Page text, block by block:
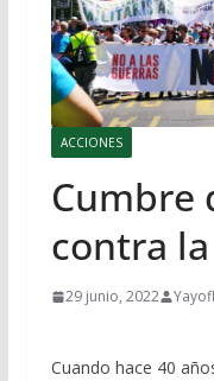
ACCIONES
Cumbre
contra
29 junio, 2022
Cuando hace 40